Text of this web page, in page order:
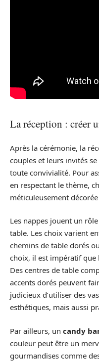
La réception : créer
Après la cérémonie, la
couples et leurs invités
toute convivialité. Pour
en respectant le thème,
méticuleusement
Les nappes jouent un
table. Les choix varient
chemins de table dorés
choix, il est impératif que
Des centres de table
accents dorés peuvent
judicieux d’utiliser des
esthétiques, mais aussi
Par ailleurs, un candy
couleur peut être un
gourmandises comme